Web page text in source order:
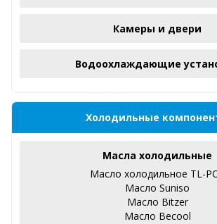
Камеры и двери
Водоохлаждающие
Холодильные
Масла холодильные
Масло холодильное TL-
Масло Suniso
Масло Bitzer
Масло Becool